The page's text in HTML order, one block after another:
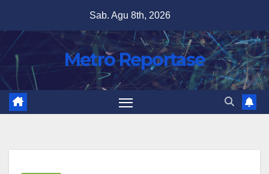
content
Sab. Agu 8th, 2026
Metro Reportase